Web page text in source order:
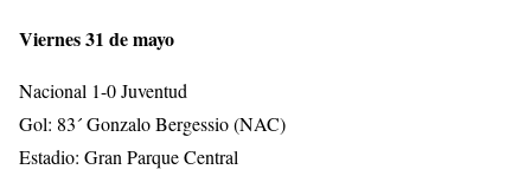
Viernes 31 de mayo
Nacional 1-0 Juventud
Gol: 83´ Gonzalo Bergessio (NAC)
Estadio: Gran Parque Central